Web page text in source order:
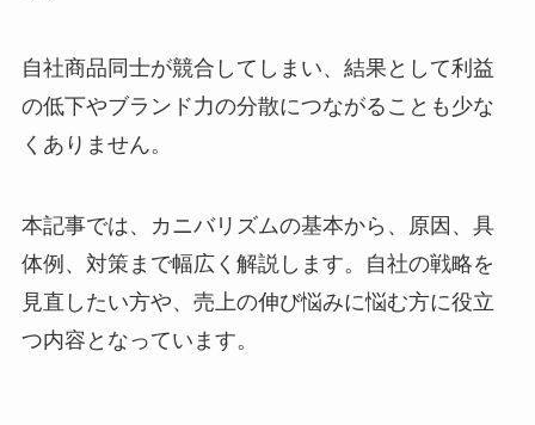
自社商品同士が競合してしまい、結果として利益
の低下やブランド力の分散につながることも少な
くありません。
本記事では、カニバリズムの基本から、原因、具
体例、対策まで幅広く解説します。自社の戦略を
見直したい方や、売上の伸び悩みに悩む方に役立
つ内容となっています。